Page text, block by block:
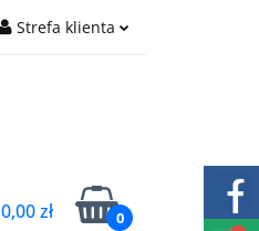
Strefa klienta
0,00 zł 0